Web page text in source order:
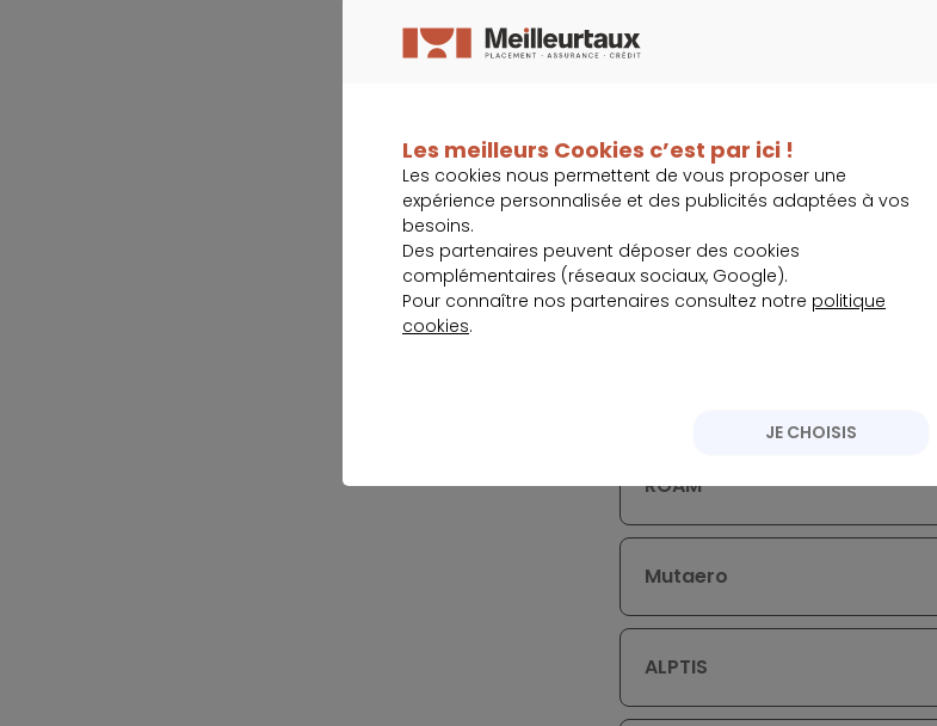
:
Assurance prévoyance :
,
Mavit propose aussi aux
ROAM
Mutaero
ALPTIS
Les meilleurs Cookies c’est par ici !
Les cookies nous permettent de vous proposer une
expérience personnalisée et des publicités adaptées à vos
besoins.
Des partenaires peuvent déposer des cookies
complémentaires (réseaux sociaux, Google).
Pour connaître nos partenaires consultez notre politique
cookies.
JE CHOISIS